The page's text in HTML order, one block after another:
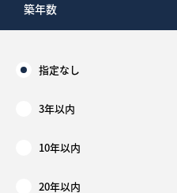
築年数
指定なし
3年以内
10年以内
20年以内